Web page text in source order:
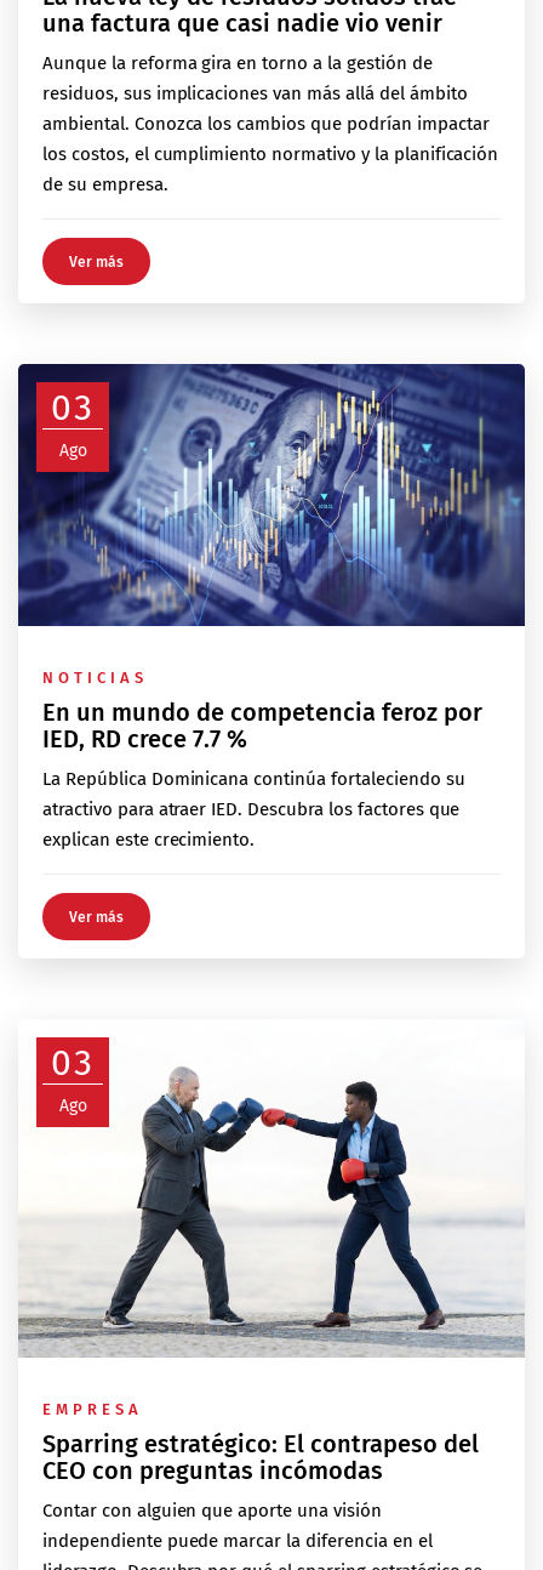
una factura que casi nadie vio venir
Aunque la reforma gira en torno a la gestión de
residuos, sus implicaciones van más allá del ámbito
ambiental. Conozca los cambios que podrían impactar
los costos, el cumplimiento normativo y la planificación
de su empresa.
Ver más
03
Ago
NOTICIAS
En un mundo de competencia feroz por
IED, RD crece 7.7 %
La República Dominicana continúa fortaleciendo su
atractivo para atraer IED. Descubra los factores que
explican este crecimiento.
Ver más
03
Ago
EMPRESA
Sparring estratégico: El contrapeso del
CEO con preguntas incómodas
Contar con alguien que aporte una visión
independiente puede marcar la diferencia en el